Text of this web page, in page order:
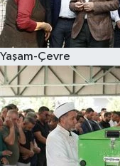
Yaşam-Çevre
Siyaset
Teknoloji
Televizyon
Yaşam-Çevre